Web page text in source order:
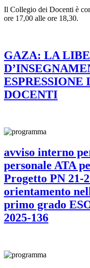
Il Collegio dei Docenti è
ore 17,00 alle ore 18,30.
GAZA: LA
DOCENTI
avviso interno
personale ATA
Progetto PN 21-
orientamento
primo grado
2025-136